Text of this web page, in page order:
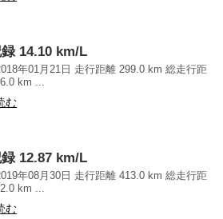
14.10 km/L
年01月21日 走行距離 299.0 km 総走行距
km ...
む
12.87 km/L
年08月30日 走行距離 413.0 km 総走行距
km ...
む